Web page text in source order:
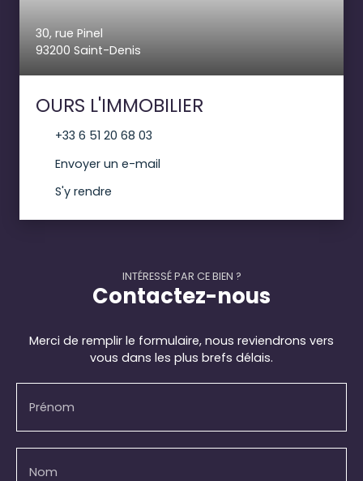
30, rue Pinel
93200 Saint-Denis
OURS L'IMMOBILIER
+33 6 51 20 68 03
Envoyer un e-mail
S'y rendre
INTÉRESSÉ PAR CE BIEN ?
Contactez-nous
Merci de remplir le formulaire, nous reviendrons vers
vous dans les plus brefs délais.
Prénom
Nom